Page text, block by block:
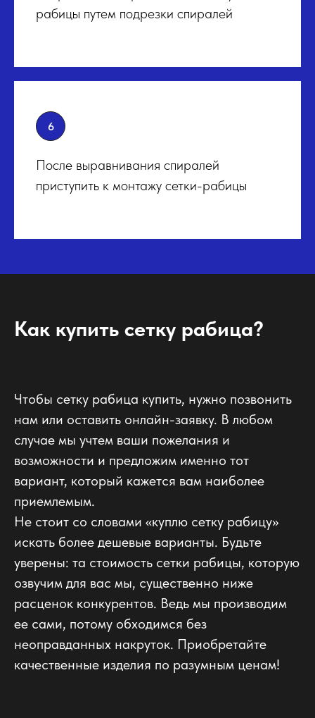
рабицы путем подрезки спиралей
После выравнивания спиралей
приступить к монтажу сетки-рабицы
Как купить сетку рабица?
Чтобы сетку рабица купить, нужно позвонить
нам или оставить онлайн-заявку. В любом
случае мы учтем ваши пожелания и
возможности и предложим именно тот
вариант, который кажется вам наиболее
приемлемым.
Не стоит со словами «куплю сетку рабицу»
искать более дешевые варианты. Будьте
уверены: та стоимость сетки рабицы, которую
озвучим для вас мы, существенно ниже
расценок конкурентов. Ведь мы производим
ее сами, потому обходимся без
неоправданных накруток. Приобретайте
качественные изделия по разумным ценам!